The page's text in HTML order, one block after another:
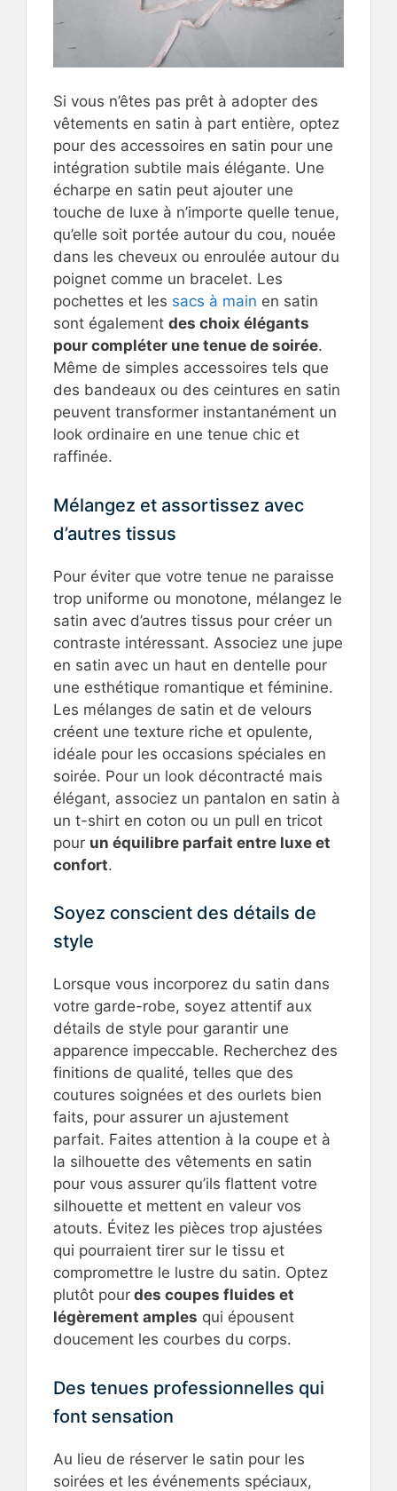
Si vous n’êtes pas prêt à adopter des
vêtements en satin à part entière, optez
pour des accessoires en satin pour une
intégration subtile mais élégante. Une
écharpe en satin peut ajouter une
touche de luxe à n’importe quelle tenue,
qu’elle soit portée autour du cou, nouée
dans les cheveux ou enroulée autour du
poignet comme un bracelet. Les
pochettes et les sacs à main en satin
sont également des choix élégants
pour compléter une tenue de soirée.
Même de simples accessoires tels que
des bandeaux ou des ceintures en satin
peuvent transformer instantanément un
look ordinaire en une tenue chic et
raffinée.
Mélangez et assortissez avec
d’autres tissus
Pour éviter que votre tenue ne paraisse
trop uniforme ou monotone, mélangez le
satin avec d’autres tissus pour créer un
contraste intéressant. Associez une jupe
en satin avec un haut en dentelle pour
une esthétique romantique et féminine.
Les mélanges de satin et de velours
créent une texture riche et opulente,
idéale pour les occasions spéciales en
soirée. Pour un look décontracté mais
élégant, associez un pantalon en satin à
un t-shirt en coton ou un pull en tricot
pour un équilibre parfait entre luxe et
confort.
Soyez conscient des détails de
style
Lorsque vous incorporez du satin dans
votre garde-robe, soyez attentif aux
détails de style pour garantir une
apparence impeccable. Recherchez des
finitions de qualité, telles que des
coutures soignées et des ourlets bien
faits, pour assurer un ajustement
parfait. Faites attention à la coupe et à
la silhouette des vêtements en satin
pour vous assurer qu’ils flattent votre
silhouette et mettent en valeur vos
atouts. Évitez les pièces trop ajustées
qui pourraient tirer sur le tissu et
compromettre le lustre du satin. Optez
plutôt pour des coupes fluides et
légèrement amples qui épousent
doucement les courbes du corps.
Des tenues professionnelles qui
font sensation
Au lieu de réserver le satin pour les
soirées et les événements spéciaux,